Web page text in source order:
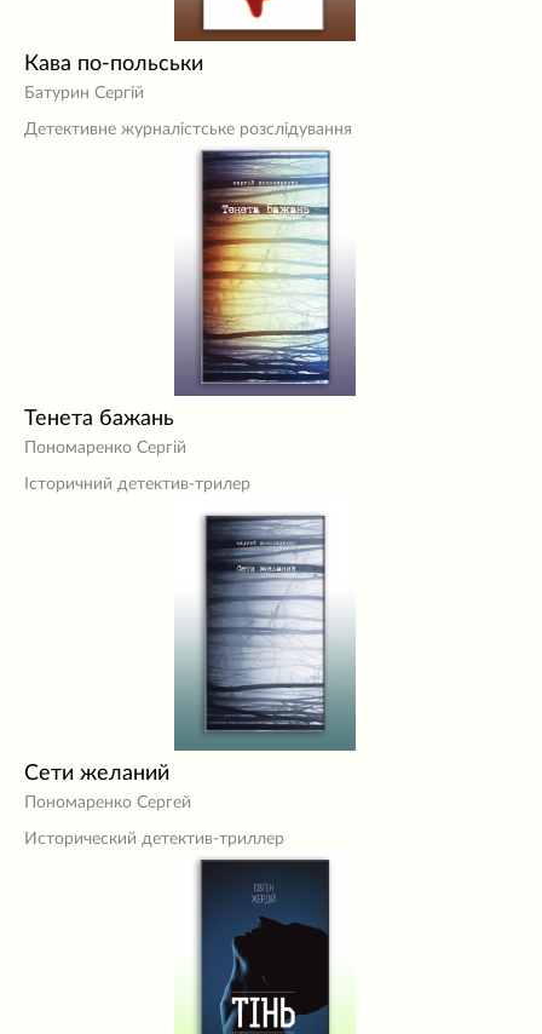
Кава по-польськи
Батурин Сергій
Детективне журналістське розслідування
Тенета бажань
Пономаренко Сергій
Історичний детектив-трилер
Сети желаний
Пономаренко Сергей
Исторический детектив-триллер